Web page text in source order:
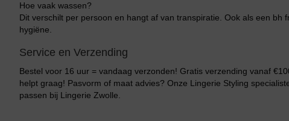
Hoe vaak wassen?
Dit verschilt per persoon en hangt af van transpiratie. Ook als een bh
hygiëne.
Service en Verzending
Bestel voor 16 uur = vandaag verzonden! Gratis verzending vanaf
helpt graag! Pasvorm of maat advies? Onze Lingerie Styling
passen bij Lingerie Zwolle.